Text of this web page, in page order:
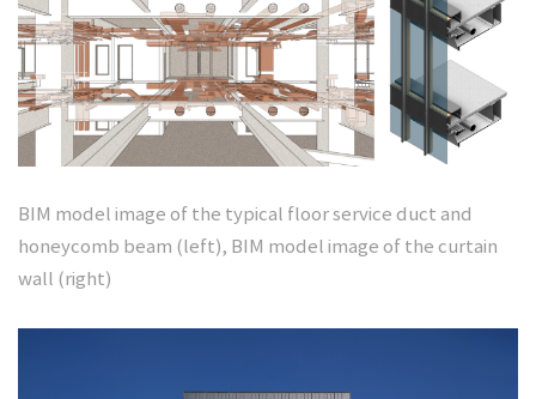
BIM model image of the typical floor service duct and
honeycomb beam (left), BIM model image of the curtain
wall (right)